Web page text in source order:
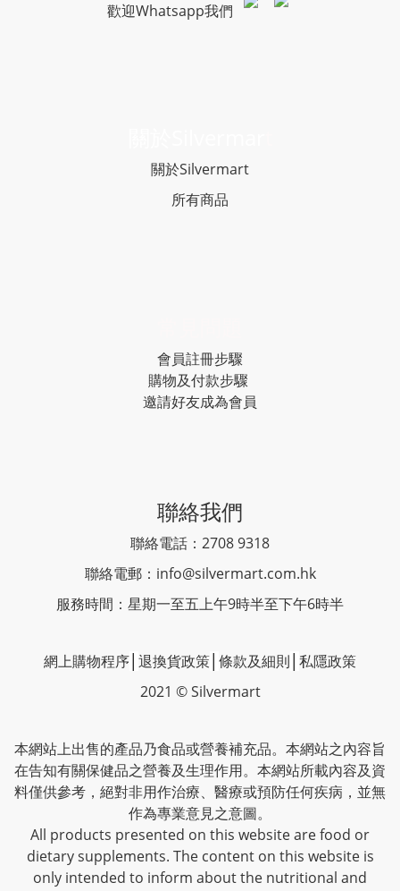
歡迎Whatsapp我們
關於Silvermart
所有商品
會員註冊步驟
購物及付款步驟
邀請好友成為會員
聯絡我們
聯絡電話：2708 9318
聯絡電郵： info@silvermart.com.hk
服務時間：星期一至五上午9時半至下午6時半
網上購物程序 退換貨政策 條款及細則 私隱政策
2021 © Silvermart
本網站上出售的產品乃食品或營養補充品。本網站之內容旨
在告知有關保健品之營養及生理作用。本網站所載內容及資
料僅供參考，絕對非用作治療、醫療或預防任何疾病，並無
作為專業意見之意圖。
All products presented on this website are food or
dietary supplements. The content on this website is
only intended to inform about the nutritional and